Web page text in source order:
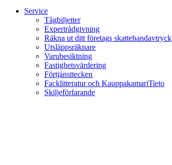
Service
Tågbiljetter
Expert­rådgivning
Räkna ut ditt företags skatte­handavtryck
Utsläppsräknare
Varu­besiktning
Fastighets­värdering
Förtjänst­tecken
Facklitte­ratur och Kauppa­kamariTieto
Skiljeför­farande